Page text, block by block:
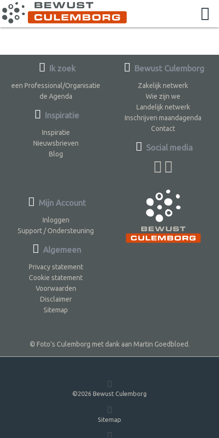
Ik zoek
een Professional/Organisatie
de Agenda
Inspiratie
Inspiratie
Nieuwsbrieven
Blog
Bewust Culemborg
Zakelijk netwerk
Wie zijn we
Landelijk netwerk
Inschrijven maandagenda
Contact
Social media
Mijn Account
Inloggen
Support / Ondersteuning
Algemeen
Privacy statement
Cookie statement
Voorwaarden
Disclaimer
Sitemap
© Foto’s Culemborg met dank aan Martin Goedbloed.
©2026 Bewust Culemborg
Sitemap